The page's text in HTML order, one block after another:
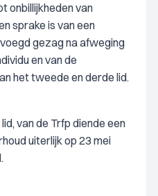
onbillijkheden van
sprake is van een
gezag na afweging
en van de
het tweede en derde lid.
van de Trfp diende een
uiterlijk op 23 mei